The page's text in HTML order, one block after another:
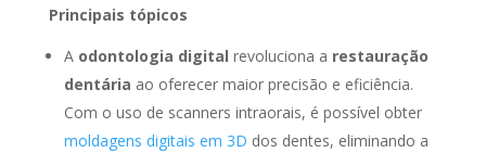
Principais tópicos
A odontologia digital revoluciona a restauração
dentária ao oferecer maior precisão e eficiência.
Com o uso de scanners intraorais, é possível obter
moldagens digitais em 3D dos dentes, eliminando a